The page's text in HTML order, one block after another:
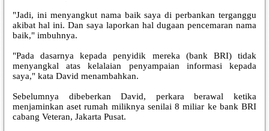
"Jadi, ini menyangkut nama baik saya di perbankan terganggu
akibat hal ini. Dan saya laporkan hal dugaan pencemaran nama
baik," imbuhnya.
"Pada dasarnya kepada penyidik mereka (bank BRI) tidak
menyangkal atas kelalaian penyampaian informasi kepada
saya," kata David menambahkan.
Sebelumnya dibeberkan David, perkara berawal ketika
menjaminkan aset rumah miliknya senilai 8 miliar ke bank BRI
cabang Veteran, Jakarta Pusat.